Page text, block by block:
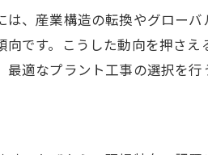
点設立の成功条件を整理
点設立の現場知識
かす拠点設立の現場課題
た拠点設立のポイント整理
、産業構造の転換やグロー
です。こうした動向を押さ
適なプラント工事の選択を行